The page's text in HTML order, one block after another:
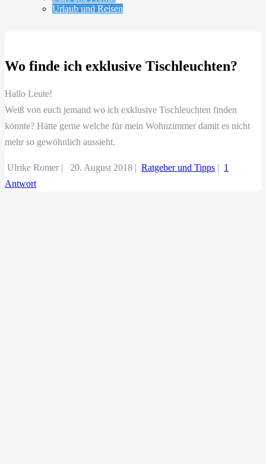
Urlaub und Reisen
Wo finde ich exklusive Tischleuchten?
Hallo Leute!
Weiß von euch jemand wo ich exklusive Tischleuchten finden
könnte? Hätte gerne welche für mein Wohnzimmer damit es nicht
mehr so gewöhnlich aussieht.
Ulrike Romer | 20. August 2018 | Ratgeber und Tipps | 1
Antwort